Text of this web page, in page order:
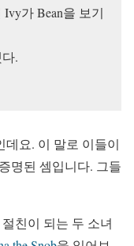
가 Bean을 보기
.
데요. 이 말로 이들이
명된 셈입니다. 그들
친이 되는 두 소녀